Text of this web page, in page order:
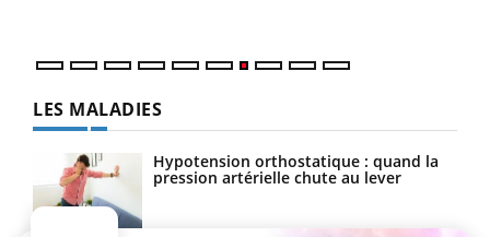
LES MALADIES
Hypotension orthostatique : quand la
pression artérielle chute au lever